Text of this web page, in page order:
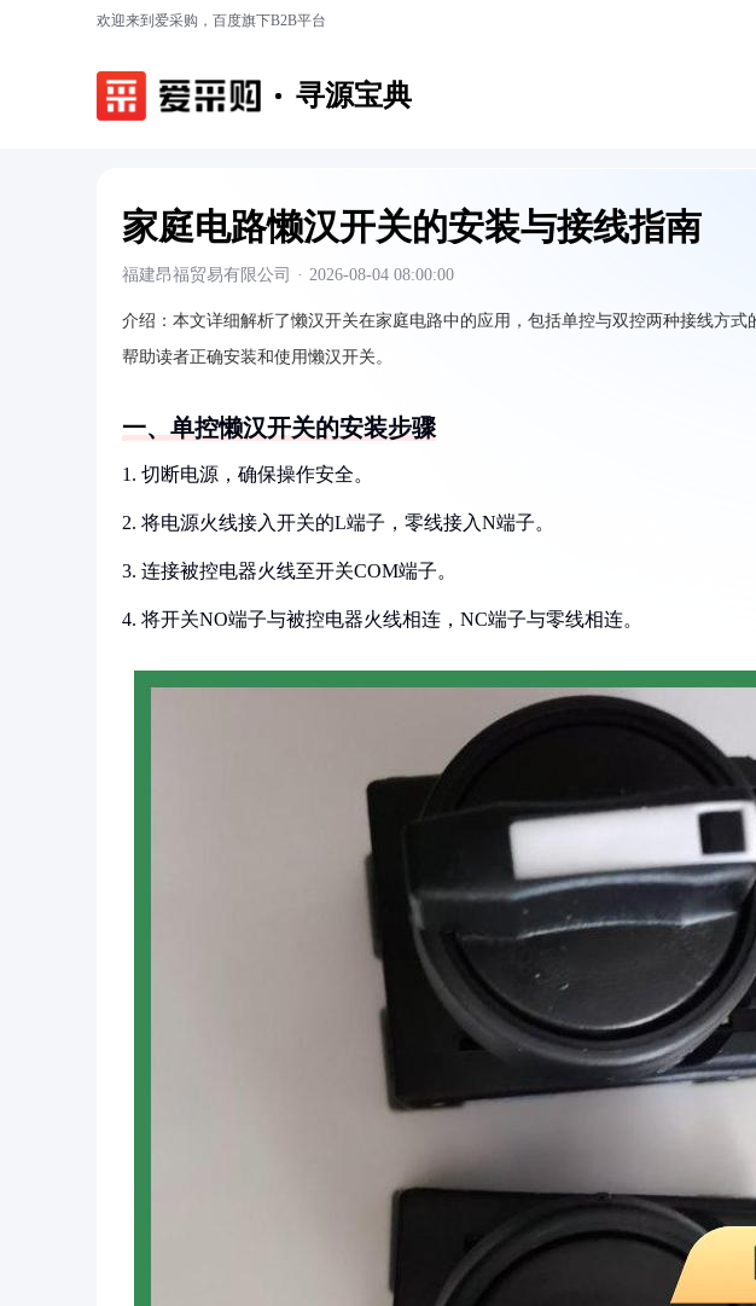
欢迎来到爱采购，百度旗下B2B平台
寻源宝典
家庭电路懒汉开关的安装与接线指南
福建昂福贸易有限公司 · 2026-08-04 08:00:00
介绍： 本文详细解析了懒汉开关在家庭电路中的应用，包括单控与双控两种接线方
帮助读者正确安装和使用懒汉开关。
一、单控懒汉开关的安装步骤
1. 切断电源，确保操作安全。
2. 将电源火线接入开关的L端子，零线接入N端子。
3. 连接被控电器火线至开关COM端子。
4. 将开关NO端子与被控电器火线相连，NC端子与零线相连。